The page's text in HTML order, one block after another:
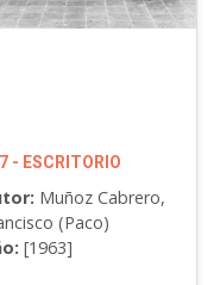
- ESCRITORIO
Muñoz Cabrero,
(Paco)
[1963]